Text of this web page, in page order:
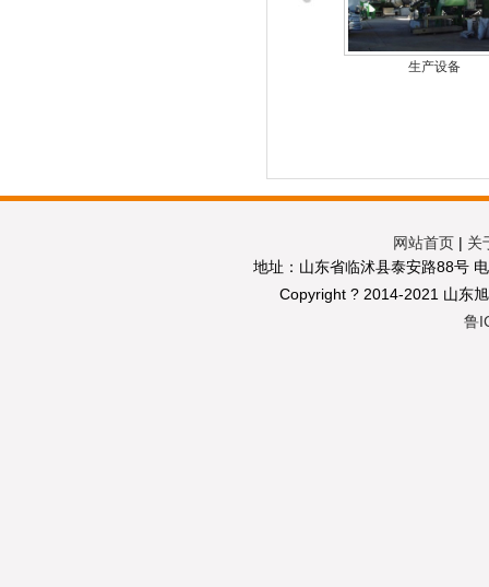
生产设备
网站首页 | 关
地址：山东省临沭县泰安路88号
Copyright ? 2014-2021 山东
鲁